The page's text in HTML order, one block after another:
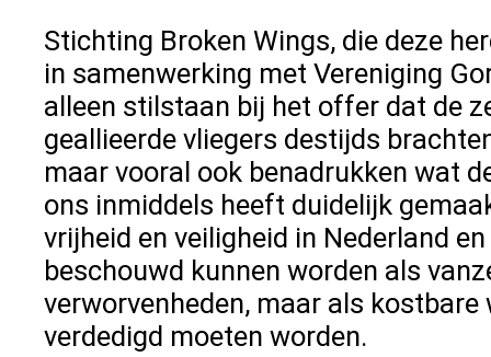
Stichting Broken Wings, die deze
in samenwerking met Vereniging
alleen stilstaan bij het offer dat de
geallieerde vliegers destijds
maar vooral ook benadrukken wat
ons inmiddels heeft duidelijk
vrijheid en veiligheid in Nederland
beschouwd kunnen worden als
verworvenheden, maar als
verdedigd moeten worden.